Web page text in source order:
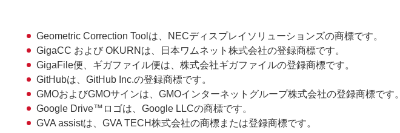
Geometric Correction Toolは、NECディスプレイソリューションズの商標です。
GigaCC および OKURNは、日本ワムネット株式会社の登録商標です。
GigaFile便、ギガファイル便は、株式会社ギガファイルの登録商標です。
GitHubは、GitHub Inc.の登録商標です。
GMOおよびGMOサインは、GMOインターネットグループ株式会社の登録商標です。
Google Drive™ロゴは、Google LLCの商標です。
GVA assistは、GVA TECH株式会社の商標または登録商標です。